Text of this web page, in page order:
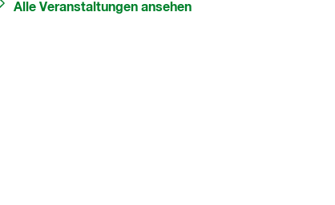
Alle Veranstaltungen ansehen